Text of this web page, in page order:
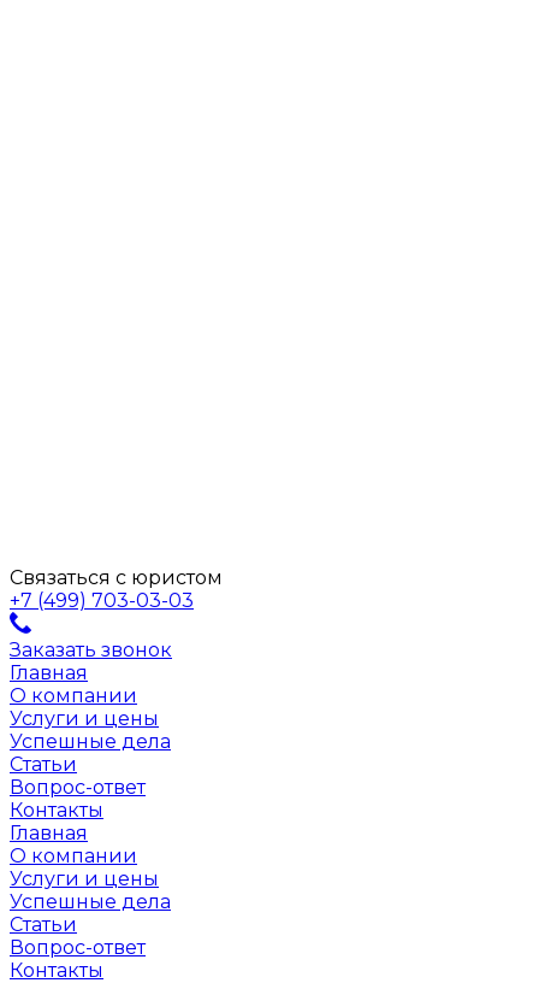
Связаться с юристом
+7 (499) 703-03-03
Заказать звонок
Главная
О компании
Услуги и цены
Успешные дела
Статьи
Вопрос-ответ
Контакты
Главная
О компании
Услуги и цены
Успешные дела
Статьи
Вопрос-ответ
Контакты